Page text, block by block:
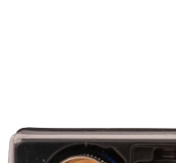
+48 509 747 435